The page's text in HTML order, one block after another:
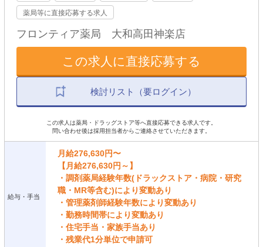
薬局等に直接応募する求人
フロンティア薬局 大和高田神楽店
検討リスト（要ログイン）
この求人に直接応募する
この求人は薬局・ドラッグストア等へ直接応募できる求人です。
問い合わせ後は採用担当者からご連絡させていただきます。
給与・手当
月給276,630円〜
【月給276,630円～】
・調剤薬局経験年数(ドラックストア・病院・研究
職・MR等含む)により変動あり
・管理薬剤師経験年数により変動あり
・勤務時間帯により変動あり
・住宅手当・家族手当あり
・残業代1分単位で申請可